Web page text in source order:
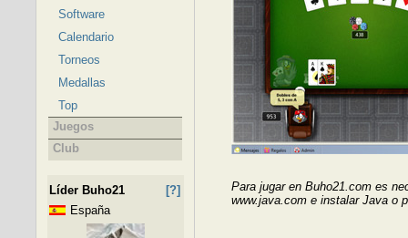
Software
Calendario
Torneos
Medallas
Top
Juegos
Club
Líder Buho21
[?]
España
Para jugar en Buho21.com es
www.java.com e instalar Java o